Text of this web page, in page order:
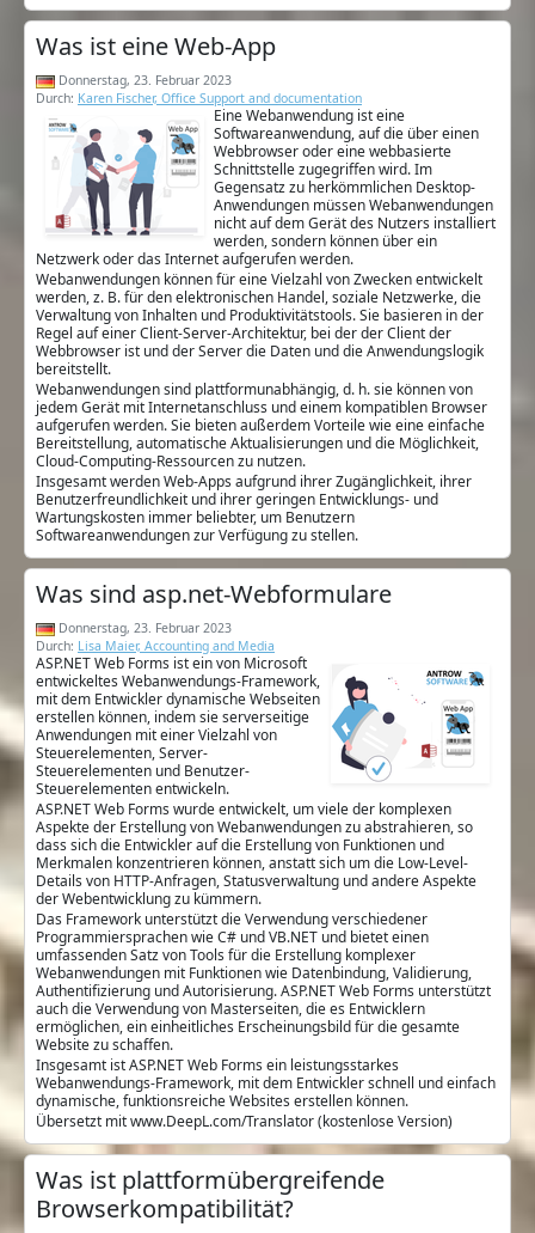
Was ist eine Web-App
Donnerstag, 23. Februar 2023
Durch: Karen Fischer, Office Support and documentation
Eine Webanwendung ist eine
Softwareanwendung, auf die über einen
Webbrowser oder eine webbasierte
Schnittstelle zugegriffen wird. Im
Gegensatz zu herkömmlichen Desktop-
Anwendungen müssen Webanwendungen
nicht auf dem Gerät des Nutzers installiert
werden, sondern können über ein
Netzwerk oder das Internet aufgerufen werden.
Webanwendungen können für eine Vielzahl von Zwecken entwickelt
werden, z. B. für den elektronischen Handel, soziale Netzwerke, die
Verwaltung von Inhalten und Produktivitätstools. Sie basieren in der
Regel auf einer Client-Server-Architektur, bei der der Client der
Webbrowser ist und der Server die Daten und die Anwendungslogik
bereitstellt.
Webanwendungen sind plattformunabhängig, d. h. sie können von
jedem Gerät mit Internetanschluss und einem kompatiblen Browser
aufgerufen werden. Sie bieten außerdem Vorteile wie eine einfache
Bereitstellung, automatische Aktualisierungen und die Möglichkeit,
Cloud-Computing-Ressourcen zu nutzen.
Insgesamt werden Web-Apps aufgrund ihrer Zugänglichkeit, ihrer
Benutzerfreundlichkeit und ihrer geringen Entwicklungs- und
Wartungskosten immer beliebter, um Benutzern
Softwareanwendungen zur Verfügung zu stellen.
Was sind asp.net-Webformulare
Donnerstag, 23. Februar 2023
Durch: Lisa Maier, Accounting and Media
ASP.NET Web Forms ist ein von Microsoft
entwickeltes Webanwendungs-Framework,
mit dem Entwickler dynamische Webseiten
erstellen können, indem sie serverseitige
Anwendungen mit einer Vielzahl von
Steuerelementen, Server-
Steuerelementen und Benutzer-
Steuerelementen entwickeln.
ASP.NET Web Forms wurde entwickelt, um viele der komplexen
Aspekte der Erstellung von Webanwendungen zu abstrahieren, so
dass sich die Entwickler auf die Erstellung von Funktionen und
Merkmalen konzentrieren können, anstatt sich um die Low-Level-
Details von HTTP-Anfragen, Statusverwaltung und andere Aspekte
der Webentwicklung zu kümmern.
Das Framework unterstützt die Verwendung verschiedener
Programmiersprachen wie C# und VB.NET und bietet einen
umfassenden Satz von Tools für die Erstellung komplexer
Webanwendungen mit Funktionen wie Datenbindung, Validierung,
Authentifizierung und Autorisierung. ASP.NET Web Forms unterstützt
auch die Verwendung von Masterseiten, die es Entwicklern
ermöglichen, ein einheitliches Erscheinungsbild für die gesamte
Website zu schaffen.
Insgesamt ist ASP.NET Web Forms ein leistungsstarkes
Webanwendungs-Framework, mit dem Entwickler schnell und einfach
dynamische, funktionsreiche Websites erstellen können.
Übersetzt mit www.DeepL.com/Translator (kostenlose Version)
Was ist plattformübergreifende
Browserkompatibilität?